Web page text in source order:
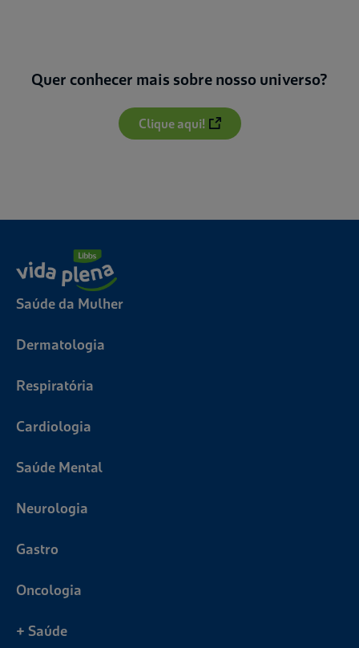
Quer conhecer mais sobre nosso universo?
Clique aqui!
Saúde da Mulher
Dermatologia
Respiratória
Cardiologia
Saúde Mental
Neurologia
Gastro
Oncologia
+ Saúde